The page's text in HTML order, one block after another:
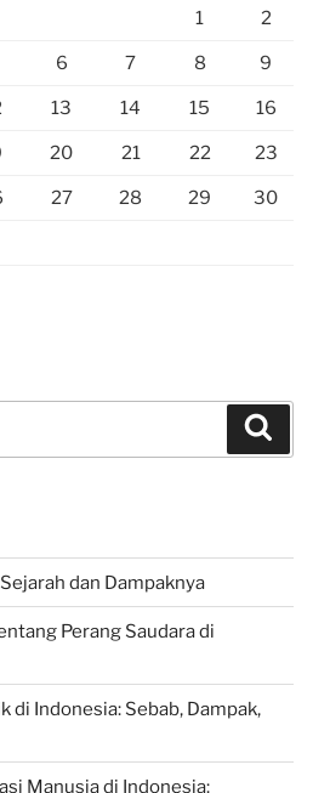
1 2
6 7 8 9
13 14 15 16
20 21 22 23
27 28 29 30
dan Dampaknya
Perang Saudara di
di Indonesia: Sebab, Dampak,
Manusia di Indonesia: